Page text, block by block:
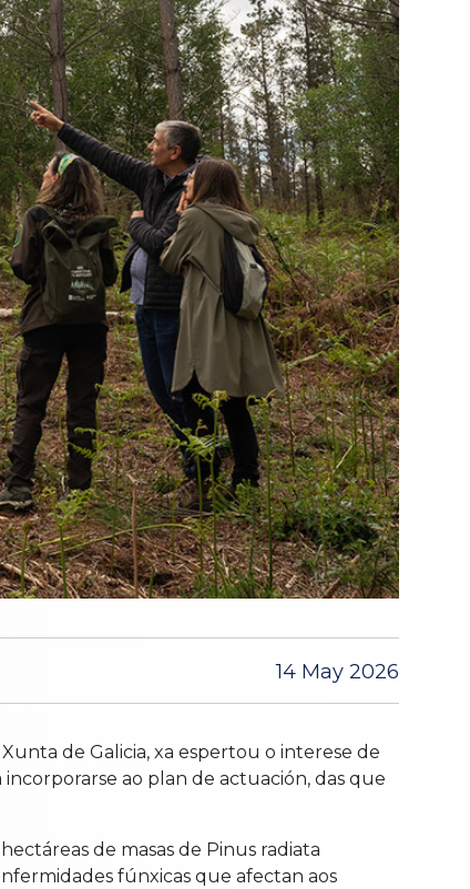
14 May 2026
de Galicia, xa espertou o interese de
ao plan de actuación, das que
de masas de Pinus radiata
fúnxicas que afectan aos